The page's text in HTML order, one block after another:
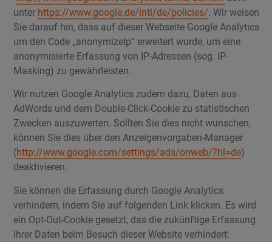
unter https://www.google.de/intl/de/policies/. Wir weisen
Sie darauf hin, dass auf dieser Webseite Google Analytics
um den Code „anonymizeIp“ erweitert wurde, um eine
anonymisierte Erfassung von IP-Adressen (sog. IP-
Masking) zu gewährleisten.
Wir nutzen Google Analytics zudem dazu, Daten aus
AdWords und dem Double-Click-Cookie zu statistischen
Zwecken auszuwerten. Sollten Sie dies nicht wünschen,
können Sie dies über den Anzeigenvorgaben-Manager
(http://www.google.com/settings/ads/onweb/?hl=de)
deaktivieren.
Sie können die Erfassung durch Google Analytics
verhindern, indem Sie auf folgenden Link klicken. Es wird
ein Opt-Out-Cookie gesetzt, das die zukünftige Erfassung
Ihrer Daten beim Besuch dieser Website verhindert: